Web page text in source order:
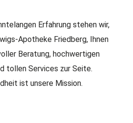
Erfahrung stehen wir,
Apotheke Friedberg, Ihnen
Beratung, hochwertigen
tollen Services zur Seite.
ist unsere Mission.